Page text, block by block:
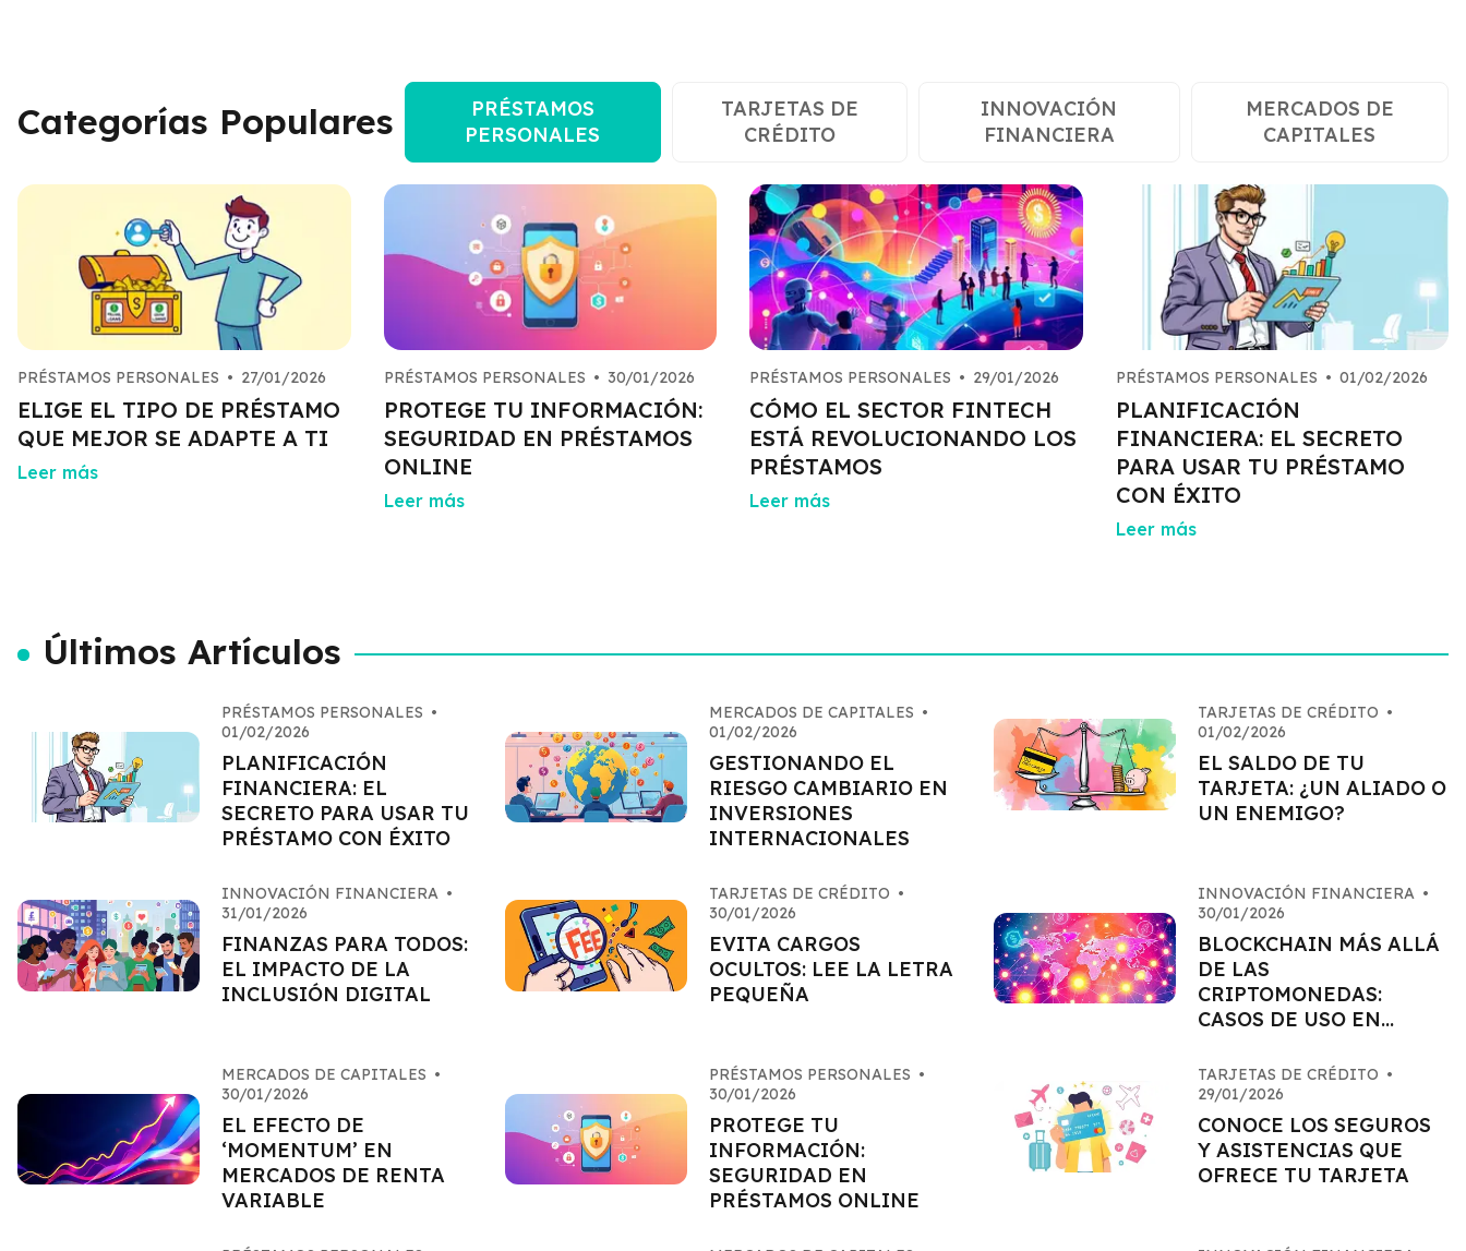
Categorías Populares
PRÉSTAMOS
PERSONALES
TARJETAS DE
CRÉDITO
INNOVACIÓN
FINANCIERA
MERCADOS DE
CAPITALES
PRÉSTAMOS PERSONALES • 27/01/2026
ELIGE EL TIPO DE PRÉSTAMO
QUE MEJOR SE ADAPTE A TI
Leer más
PRÉSTAMOS PERSONALES • 30/01/2026
PROTEGE TU INFORMACIÓN:
SEGURIDAD EN PRÉSTAMOS
ONLINE
Leer más
PRÉSTAMOS PERSONALES • 29/01/2026
CÓMO EL SECTOR FINTECH
ESTÁ REVOLUCIONANDO LOS
PRÉSTAMOS
Leer más
PRÉSTAMOS PERSONALES • 01/02/2026
PLANIFICACIÓN
FINANCIERA: EL SECRETO
PARA USAR TU PRÉSTAMO
CON ÉXITO
Leer más
Últimos Artículos
PRÉSTAMOS PERSONALES •
01/02/2026
PLANIFICACIÓN
FINANCIERA: EL
SECRETO PARA USAR TU
PRÉSTAMO CON ÉXITO
MERCADOS DE CAPITALES •
01/02/2026
GESTIONANDO EL
RIESGO CAMBIARIO EN
INVERSIONES
INTERNACIONALES
TARJETAS DE CRÉDITO •
01/02/2026
EL SALDO DE TU
TARJETA: ¿UN ALIADO O
UN ENEMIGO?
INNOVACIÓN FINANCIERA •
31/01/2026
FINANZAS PARA TODOS:
EL IMPACTO DE LA
INCLUSIÓN DIGITAL
TARJETAS DE CRÉDITO •
30/01/2026
EVITA CARGOS
OCULTOS: LEE LA LETRA
PEQUEÑA
INNOVACIÓN FINANCIERA •
30/01/2026
BLOCKCHAIN MÁS ALLÁ
DE LAS
CRIPTOMONEDAS:
CASOS DE USO EN
MERCADOS DE CAPITALES •
30/01/2026
EL EFECTO DE
‘MOMENTUM’ EN
MERCADOS DE RENTA
VARIABLE
PRÉSTAMOS PERSONALES •
30/01/2026
PROTEGE TU
INFORMACIÓN:
SEGURIDAD EN
PRÉSTAMOS ONLINE
TARJETAS DE CRÉDITO •
29/01/2026
CONOCE LOS SEGUROS
Y ASISTENCIAS QUE
OFRECE TU TARJETA